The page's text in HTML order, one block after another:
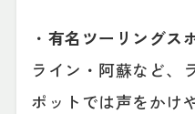
・ 有名ツーリングス
ライン・阿蘇など、
ポットでは声をかけ